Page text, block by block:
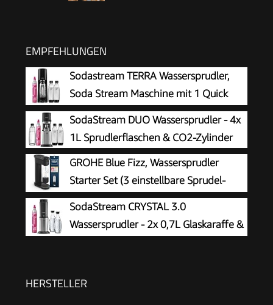
EMPFEHLUNGEN
Sodastream TERRA Wassersprudler,
Soda Stream Maschine mit 1 Quick
Connect 60L CO2-Zylinder, 2x 1L und
3x 1L spülmaschinengeeignete Kunststoff-
Sprudlerflaschen, Höhe 44 cm, Schwarz
SodaStream DUO Wassersprudler - 4x
1L Sprudlerflaschen & CO2-Zylinder
GROHE Blue Fizz, Wassersprudler
Starter Set (3 einstellbare Sprudel-
Stufen, ohne CO2 Flasche, 1x 0,85l
Wasserflasche + Reinigungspulver), schwarz,
31943K00
SodaStream CRYSTAL 3.0
Wassersprudler - 2x 0,7L Glaskaraffe &
HERSTELLER